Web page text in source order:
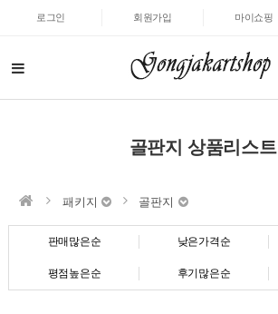
로그인 회원가입 마이쇼핑
골판지 상품리스트
패키지 골판지
판매많은순 낮은가격순
평점높은순 후기많은순